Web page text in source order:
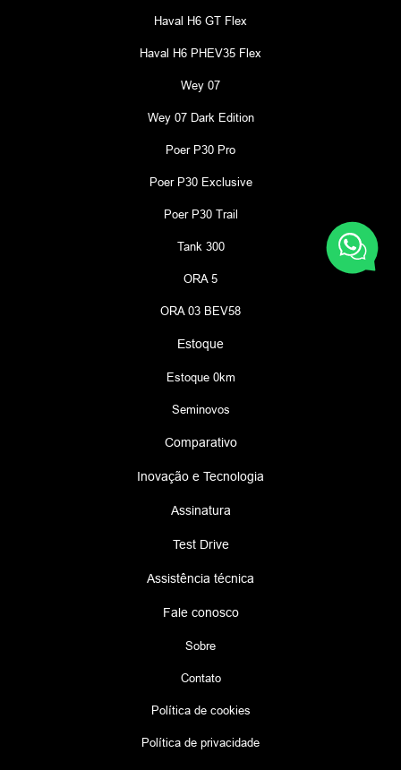
Haval H6 GT Flex
Haval H6 PHEV35 Flex
Wey 07
Wey 07 Dark Edition
Poer P30 Pro
Poer P30 Exclusive
Poer P30 Trail
Tank 300
ORA 5
ORA 03 BEV58
Estoque
Estoque 0km
Seminovos
Comparativo
Inovação e Tecnologia
Assinatura
Test Drive
Assistência técnica
Fale conosco
Sobre
Contato
Política de cookies
Política de privacidade